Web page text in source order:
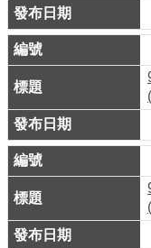
雙
語
詞
彙
臺
北
通
情